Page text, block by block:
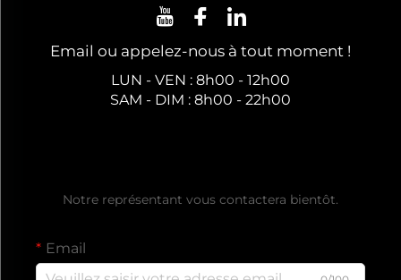
Email ou appelez-nous à tout moment !
LUN - VEN : 8h00 - 12h00
SAM - DIM : 8h00 - 22h00
Notre représentant vous contactera bientôt.
Email